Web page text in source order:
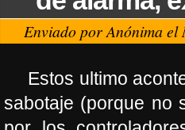
Enviado por Anónima
Estos ultimo
sabotaje (porque no